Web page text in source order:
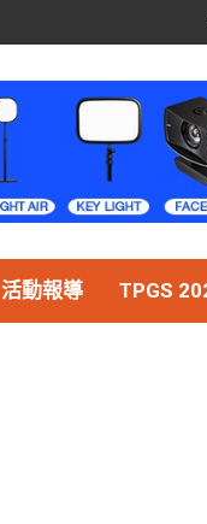
活動報導 TPGS